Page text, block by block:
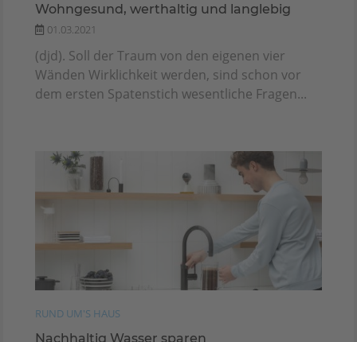
Wohngesund, werthaltig und langlebig
01.03.2021
(djd). Soll der Traum von den eigenen vier
Wänden Wirklichkeit werden, sind schon vor
dem ersten Spatenstich wesentliche Fragen...
RUND UM'S HAUS
Nachhaltig Wasser sparen